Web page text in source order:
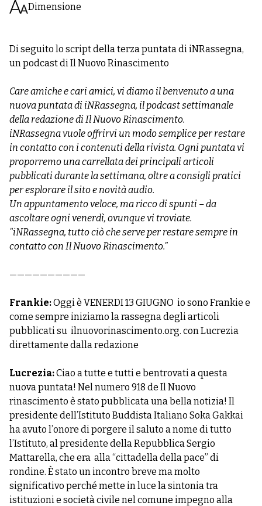
Dimensione
Di seguito lo script della terza puntata di iNRassegna,
un podcast di Il Nuovo Rinascimento
Care amiche e cari amici, vi diamo il benvenuto a una
nuova puntata di iNRassegna, il podcast settimanale
della redazione di Il Nuovo Rinascimento.
iNRassegna vuole offrirvi un modo semplice per restare
in contatto con i contenuti della rivista. Ogni puntata vi
proporremo una carrellata dei principali articoli
pubblicati durante la settimana, oltre a consigli pratici
per esplorare il sito e novità audio.
Un appuntamento veloce, ma ricco di spunti – da
ascoltare ogni venerdì, ovunque vi troviate.
"iNRassegna, tutto ciò che serve per restare sempre in
contatto con Il Nuovo Rinascimento.”
——————————
Frankie:Oggi è VENERDI 13 GIUGNO io sono Frankie e
come sempre iniziamo la rassegna degli articoli
pubblicati su ilnuovorinascimento.org. con Lucrezia
direttamente dalla redazione
Lucrezia:Ciao a tutte e tutti e bentrovati a questa
nuova puntata! Nel numero 918 de Il Nuovo
rinascimento è stato pubblicata una bella notizia! Il
presidente dell’Istituto Buddista Italiano Soka Gakkai
ha avuto l’onore di porgere il saluto a nome di tutto
l’Istituto, al presidente della Repubblica Sergio
Mattarella, che era alla “cittadella della pace” di
rondine. È stato un incontro breve ma molto
significativo perché mette in luce la sintonia tra
istituzioni e società civile nel comune impegno alla